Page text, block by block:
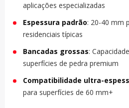
aplicações especializadas
Espessura padrão: 20-40 mm
residenciais típicas
Bancadas grossas:
superfícies de pedra premium
Compatibilidade ultra-
para superfícies de 60 mm+